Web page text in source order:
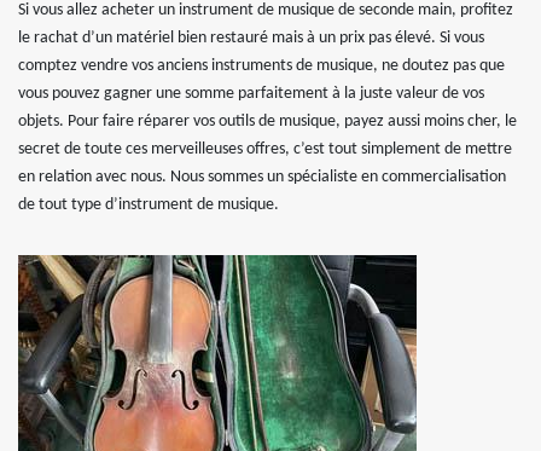
Si vous allez acheter un instrument de musique de seconde main, profitez
le rachat d’un matériel bien restauré mais à un prix pas élevé. Si vous
comptez vendre vos anciens instruments de musique, ne doutez pas que
vous pouvez gagner une somme parfaitement à la juste valeur de vos
objets. Pour faire réparer vos outils de musique, payez aussi moins cher, le
secret de toute ces merveilleuses offres, c’est tout simplement de mettre
en relation avec nous. Nous sommes un spécialiste en commercialisation
de tout type d’instrument de musique.